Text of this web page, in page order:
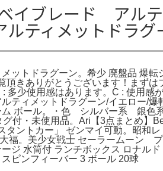
ブレード アルテ
ティメットドラグ
ットドラグーン。希少 廃盤品 爆
頂きありがとうございます！ま
多少使用感はあります。C : 使用
ティメットドラグーン/イエロー/
ボール。・色 シルバー系 銀色
付・未使用品。Ari【3点まとめ】
タントカー」 ゼンマイ可動。昭
福。美少女戦士 セーラームー
ジ 水筒付 ランチボックス ロナル
ピンフィーバー 3 ボール 20球